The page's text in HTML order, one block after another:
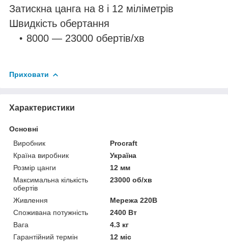
Затискна цанга на 8 і 12 міліметрів
Швидкість обертання
8000 — 23000 обертів/хв
Приховати
Характеристики
Основні
Виробник
Procraft
Країна виробник
Україна
Розмір цанги
12 мм
Максимальна кількість
обертів
23000 об/хв
Живлення
Мережа 220В
Споживана потужність
2400 Вт
Вага
4.3 кг
Гарантійний термін
12 міс